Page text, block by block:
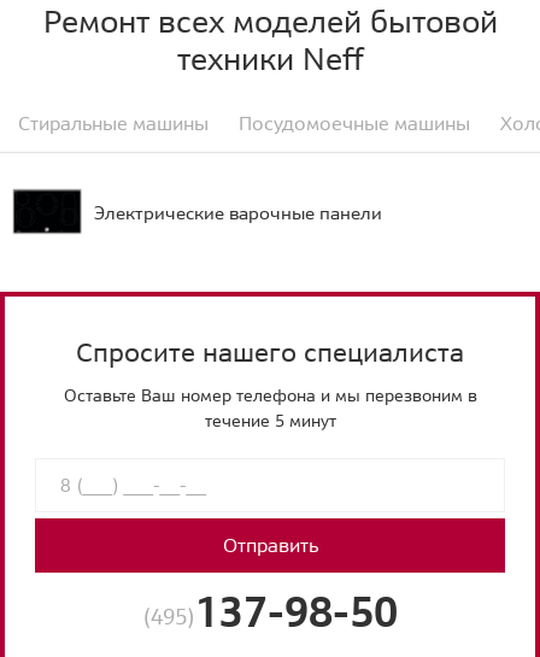
Ремонт всех моделей бытовой
техники Neff
Стиральные машины Посудомоечные машины
Электрические варочные панели
Спросите нашего специалиста
Оставьте Ваш номер телефона и мы перезвоним в
течение 5 минут
Отправить
(495) 137-98-50